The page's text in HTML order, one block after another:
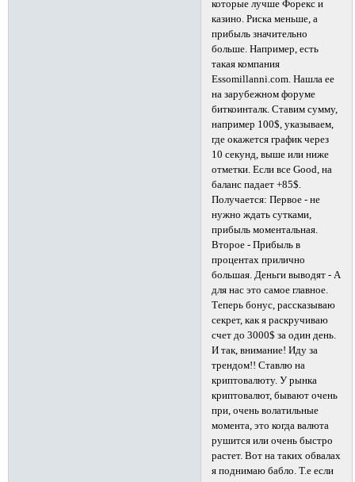
которые лучше Форекс и
казино. Риска меньше, а
прибыль значительно
больше. Например, есть
такая компания
Essomillanni.com. Нашла ее
на зарубежном форуме
биткоинталк. Ставим сумму,
например 100$, указываем,
где окажется график через
10 секунд, выше или ниже
отметки. Если все Good, на
баланс падает +85$.
Получается: Первое - не
нужно ждать сутками,
прибыль моментальная.
Второе - Прибыль в
процентах прилично
большая. Деньги выводят - А
для нас это самое главное.
Теперь бонус, рассказываю
секрет, как я раскручиваю
счет до 3000$ за один день.
И так, внимание! Иду за
трендом!! Ставлю на
криптовалюту. У рынка
криптовалют, бывают очень
при, очень волатильные
момента, это когда валюта
рушится или очень быстро
растет. Вот на таких обвалах
я поднимаю бабло. Т.е если